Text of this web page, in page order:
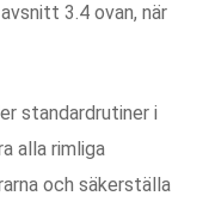
3.4 ovan, när
standardrutiner i
alla rimliga
och säkerställa